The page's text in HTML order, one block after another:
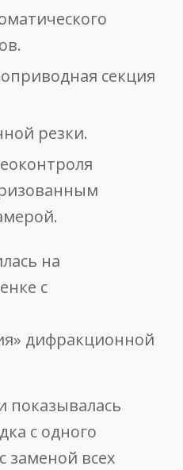
секция
резки.
на
с
дифракционной
показывалась
с одного
заменой всех